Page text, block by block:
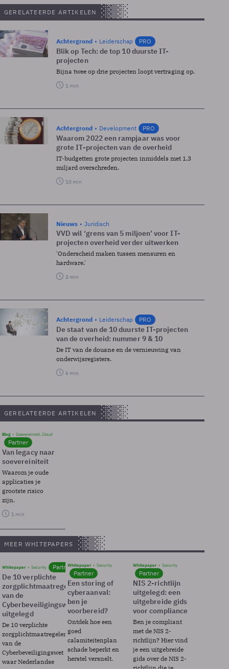
GERELATEERDE ARTIKELEN
Achtergrond Leiderschap PRO
Blik op Tech: de top 10 duurste IT-
projecten
Bijna twee op drie projecten loopt vertraging op.
1 min
Achtergrond Development PRO
Waarom 2022 een rampjaar was voor
grote IT-projecten van de overheid
IT-budgetten grote projecten inmiddels met 1,3
miljard overschreden.
10 min
Nieuws Juridisch
VVD wil ‘grens van 5 miljoen’ voor IT-
projecten overheid verder uitwerken
'Onderscheid maken tussen mensuren en
hardware.'
2 min
Achtergrond Leiderschap PRO
De staat van de 10 duurste IT-projecten
van de overheid: nummer 9 & 10
De IT van de douane en de vernieuwing van
onderwijsregisters.
6 min
GERELATEERDE ARTIKELEN
Blog Soevereinteit, Cloud
Partner
Van legacy naar
soevereiniteit
Waarom je oude
applicaties je
grootste risico
zijn.
1 min
MEER WHITEPAPERS
Whitepaper Security Partner
De 10 verplichte
zorgplichtmaatregelen
van de
Cyberbeveiligingswet
uitgelegd
De 10 verplichte
zorgplichtmaatregelen
van de
Cyberbeveiligingswet
waar Nederlandse
Whitepaper Security
Partner
Een storing of
cyberaanval:
ben je
voorbereid?
Ontdek hoe een
goed
calamiteitenplan
schade beperkt en
herstel versnelt.
Whitepaper Security
Partner
NIS 2-richtlijn
uitgelegd: een
uitgebreide gids
voor compliance
Ben je compliant
met de NIS 2-
richtlijn? Hier vind
je een uitgebreide
gids over de NIS 2-